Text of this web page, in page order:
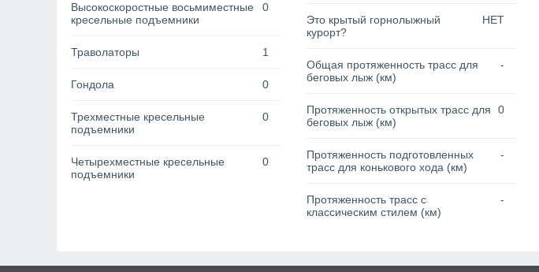
Высокоскоростные восьмиместные
кресельные подъемники
0
Траволаторы 1
Гондола 0
Трехместные кресельные
подъемники
0
Четырехместные кресельные
подъемники
0
Это крытый горнолыжный
курорт?
НЕТ
Общая протяженность трасс для
беговых лыж (км)
-
Протяженность открытых трасс для
беговых лыж (км)
0
Протяженность подготовленных
трасс для конькового хода (км)
-
Протяженность трасс с
классическим стилем (км)
-